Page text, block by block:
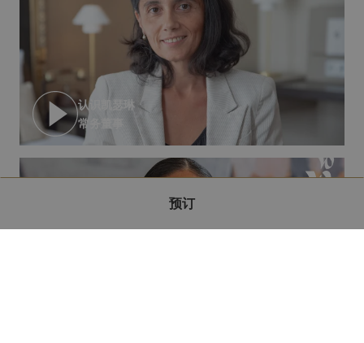
预订
认识凯瑟琳
常务董事